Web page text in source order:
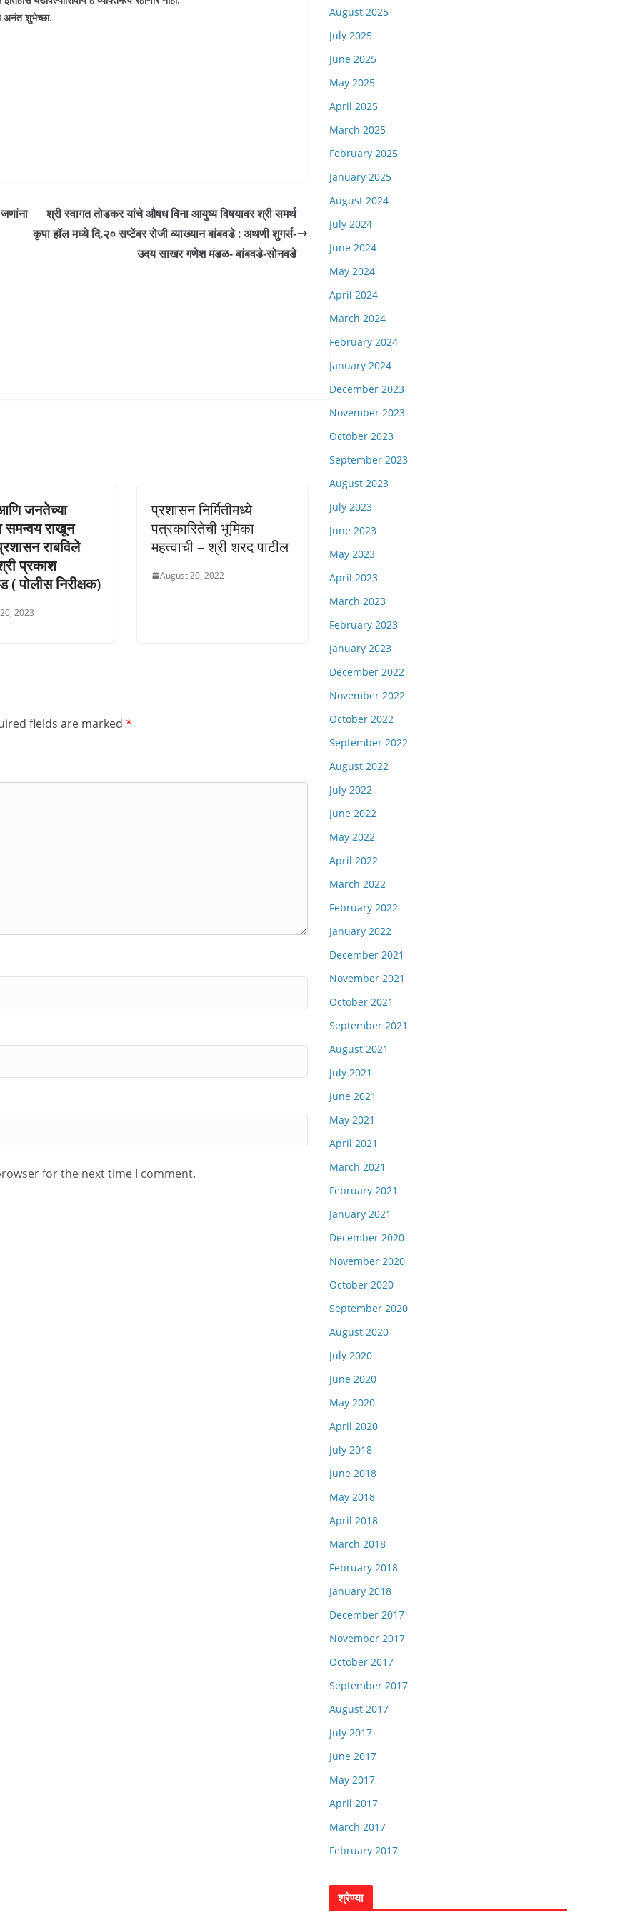
अनंत शुभेच्छा.
श्री स्वागत तोडकर यांचे औषध विना आयुष्य विषयावर श्री समर्थ
कृपा हॉल मध्ये दि.२० सप्टेंबर रोजी व्याख्यान बांबवडे : अथणी शुगर्स-
उदय साखर गणेश मंडळ- बांबवडे-सोनवडे
जनतेच्या
समन्वय राखून
राबविले
प्रकाश
( पोलीस निरीक्षक)
2023
प्रशासन निर्मितीमध्ये
पत्रकारितेची भूमिका
महत्वाची – श्री शरद पाटील
August 20, 2022
fields are marked *
for the next time I comment.
August 2025
July 2025
June 2025
May 2025
April 2025
March 2025
February 2025
January 2025
August 2024
July 2024
June 2024
May 2024
April 2024
March 2024
February 2024
January 2024
December 2023
November 2023
October 2023
September 2023
August 2023
July 2023
June 2023
May 2023
April 2023
March 2023
February 2023
January 2023
December 2022
November 2022
October 2022
September 2022
August 2022
July 2022
June 2022
May 2022
April 2022
March 2022
February 2022
January 2022
December 2021
November 2021
October 2021
September 2021
August 2021
July 2021
June 2021
May 2021
April 2021
March 2021
February 2021
January 2021
December 2020
November 2020
October 2020
September 2020
August 2020
July 2020
June 2020
May 2020
April 2020
July 2018
June 2018
May 2018
April 2018
March 2018
February 2018
January 2018
December 2017
November 2017
October 2017
September 2017
August 2017
July 2017
June 2017
May 2017
April 2017
March 2017
February 2017
श्रेण्या